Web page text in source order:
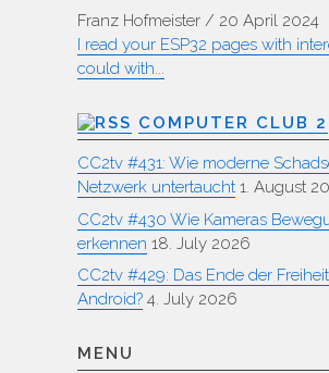
Franz Hofmeister / 20 April 2024
I read your ESP32 pages with
could with...
COMPUTER CLUB 2
CC2tv #431: Wie moderne
Netzwerk untertaucht 1. August
CC2tv #430 Wie Kameras
erkennen 18. July 2026
CC2tv #429: Das Ende der
Android? 4. July 2026
MENU